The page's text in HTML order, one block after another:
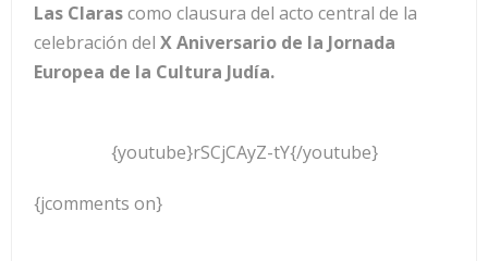
Las Clarascomo clausura del acto central de la
celebración del X Aniversario de la Jornada
Europea de la Cultura Judía.
{youtube}rSCjCAyZ-tY{/youtube}
{jcomments on}